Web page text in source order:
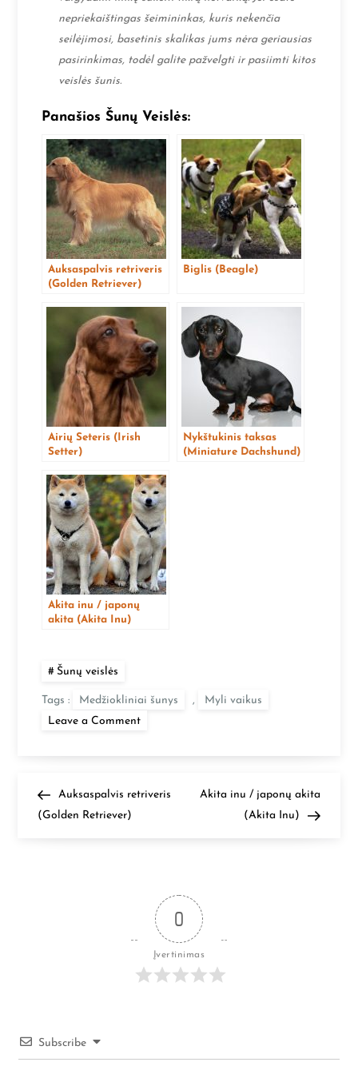
nepriekaištingas šeimininkas, kuris nekenčia
seilėjimosi, basetinis skalikas jums nėra geriausias
pasirinkimas, todėl galite pažvelgti ir pasiimti kitos
veislės šunis.
Panašios Šunų Veislės:
Auksaspalvis retriveris
(Golden Retriever)
Biglis (Beagle)
Airių Seteris (Irish
Setter)
Nykštukinis taksas
(Miniature Dachshund)
Akita inu / japonų
akita (Akita Inu)
Šunų veislės
Tags : Medžiokliniai šunys ,
Myli vaikus
Leave a Commenton
N
i
Previous
Post
Auksaspalvis retriveris
(Golden Retriever)
Next
Post
Akita inu / japonų akita
(Akita Inu)
0
Įvertinimas
Subscribe